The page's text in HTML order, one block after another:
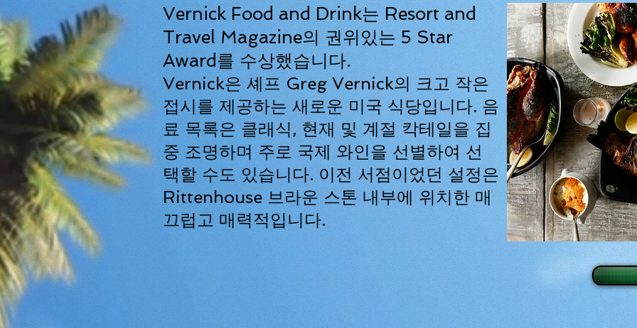
Vernick Food and Drink는 Resort and
Travel Magazine의 권위있는 5 Star
Award를 수상했습니다.
Vernick은 셰프 Greg Vernick의 크고 작은
접시를 제공하는 새로운 미국 식당입니다. 음
료 목록은 클래식, 현재 및 계절 칵테일을 집
중 조명하며 주로 국제 와인을 선별하여 선
택할 수도 있습니다. 이전 서점이었던 설정은
Rittenhouse 브라운 스톤 내부에 위치한 매
끄럽고 매력적입니다.